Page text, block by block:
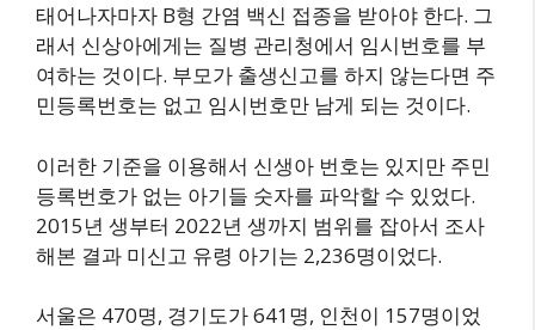
태어나자마자 B형 간염 백신 접종을 받아야 한다. 그
래서 신상아에게는 질병 관리청에서 임시번호를 부
여하는 것이다. 부모가 출생신고를 하지 않는다면 주
민등록번호는 없고 임시번호만 남게 되는 것이다.
이러한 기준을 이용해서 신생아 번호는 있지만 주민
등록번호가 없는 아기들 숫자를 파악할 수 있었다.
2015년 생부터 2022년 생까지 범위를 잡아서 조사
해본 결과 미신고 유령 아기는 2,236명이었다.
서울은 470명, 경기도가 641명, 인천이 157명이었